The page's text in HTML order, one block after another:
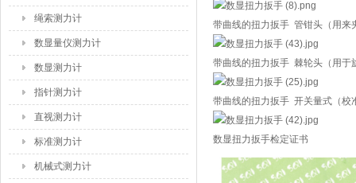
绳索测力计
数显量仪测力计
数显测力计
指针测力计
直视测力计
标准测力计
机械式测力计
带曲线的扭力扳手 管钳头（用来
带曲线的扭力扳手 棘轮头（用于
带曲线的扭力扳手 开关量式（校
数显扭力扳手检定证书